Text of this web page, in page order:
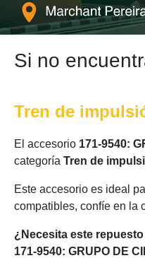
Si no
Tren de
El accesorio 171-9540:
categoría Tren de
Este accesorio es ideal
compatibles, confíe en la
¿Necesita este
171-9540: GRUPO DE